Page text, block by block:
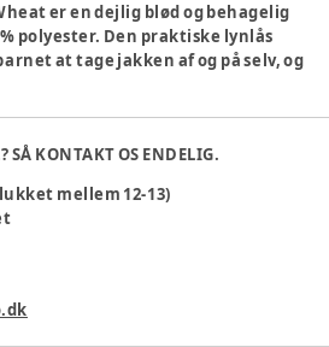
er en dejlig blød og behagelig
polyester. Den praktiske lynlås
at tage jakken af og på selv, og
ved ærmerne og forneden hjælper
både leg og hverdag!
SÅ KONTAKT OS ENDELIG.
mellem 12-13)